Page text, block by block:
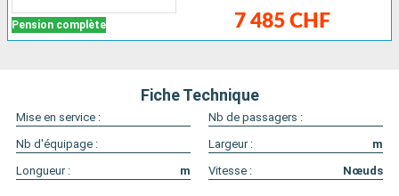
Pension complète 7 485 CHF
Fiche Technique
Mise en service :
Nb de passagers :
Nb d'équipage :
Largeur :
m
Longueur :
m Vitesse : Nœuds